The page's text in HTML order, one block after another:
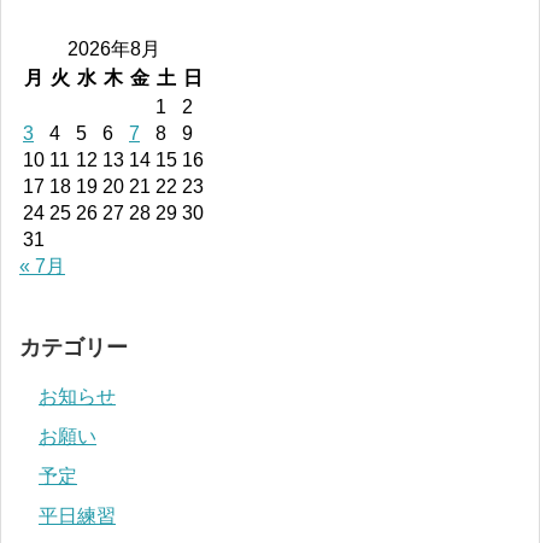
2026年8月
月
火 水 木 金 土
日
1
2
3
4 5 6 7 8
9
10 11 12 13 14 15 16
17 18 19 20 21 22 23
24 25 26 27 28 29 30
31
« 7月
カテゴリー
お知らせ
お願い
予定
平日練習